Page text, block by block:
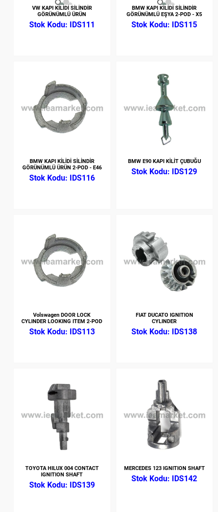
VW KAPI KİLİDİ SİLİNDİR
GÖRÜNÜMLÜ ÜRÜN
IDS111
BMW KAPI KİLİDİ SİLİNDİR
GÖRÜNÜMLÜ EŞYA 2-POD - X5
IDS115
BMW KAPI KİLİDİ SİLİNDİR
GÖRÜNÜMLÜ ÜRÜN 2-POD - E46
IDS116
BMW E90 KAPI KİLİT ÇUBUĞU
IDS129
Volswagen DOOR LOCK
CYLINDER LOOKING ITEM 2-POD
IDS113
FIAT DUCATO IGNITION
CYLINDER
IDS138
TOYOTA HILUX 004 CONTACT
IGNITION SHAFT
IDS139
MERCEDES 123 IGNITION SHAFT
IDS142